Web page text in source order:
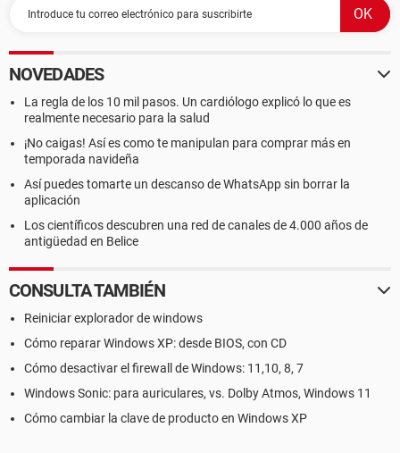
NOVEDADES
La regla de los 10 mil pasos. Un cardiólogo explicó lo que es
realmente necesario para la salud
¡No caigas! Así es como te manipulan para comprar más en
temporada navideña
Así puedes tomarte un descanso de WhatsApp sin borrar la
aplicación
Los científicos descubren una red de canales de 4.000 años de
antigüedad en Belice
CONSULTA TAMBIÉN
Reiniciar explorador de windows
Cómo reparar Windows XP: desde BIOS, con CD
Cómo desactivar el firewall de Windows: 11,10, 8, 7
Windows Sonic: para auriculares, vs. Dolby Atmos, Windows 11
Cómo cambiar la clave de producto en Windows XP